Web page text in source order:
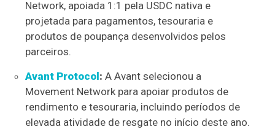
Network, apoiada 1:1 pela USDC nativa e
projetada para pagamentos, tesouraria e
produtos de poupança desenvolvidos pelos
parceiros.
Avant Protocol : A Avant selecionou a
Movement Network para apoiar produtos de
rendimento e tesouraria, incluindo períodos de
elevada atividade de resgate no início deste ano.